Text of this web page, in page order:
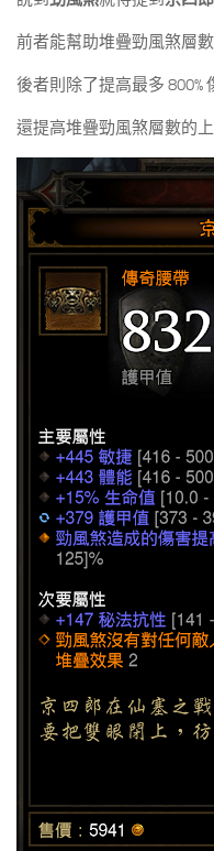
前者能幫助堆疊勁風煞層數
後者則除了提高最多 800%
還提高堆疊勁風煞層數的